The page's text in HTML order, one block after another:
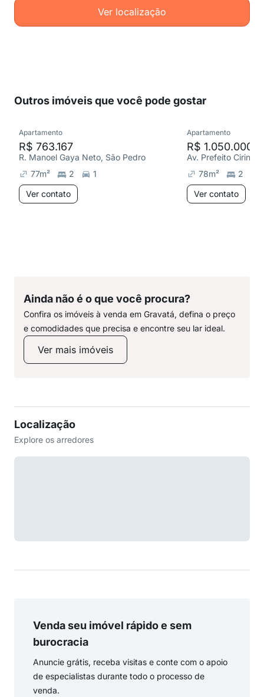
Ver localização
Outros imóveis que você pode gostar
Apartamento
R$ 763.167
R. Manoel Gaya Neto, São Pedro
77m² 2
1
Ver contato
Apartamento
R$ 1.050.000
78m² 2
Ver contato
Ainda não é o que você procura?
Confira os imóveis à venda em Gravatá, defina o preço
e comodidades que precisa e encontre seu lar ideal.
Ver mais imóveis
Localização
Explore os arredores
Venda seu imóvel rápido e sem
burocracia
Anuncie grátis, receba visitas e conte com o apoio
de especialistas durante todo o processo de
venda.